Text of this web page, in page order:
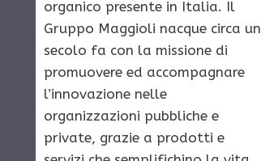
organico presente in Italia. Il
Gruppo Maggioli nacque circa un
secolo fa con la missione di
promuovere ed accompagnare
l’innovazione nelle
organizzazioni pubbliche e
private, grazie a prodotti e